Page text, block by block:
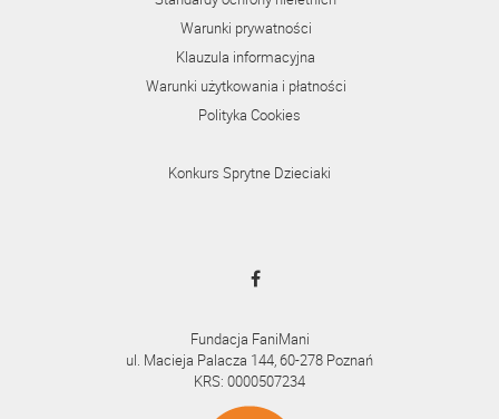
Warunki prywatności
Klauzula informacyjna
Warunki użytkowania i płatności
Polityka Cookies
Konkurs Sprytne Dzieciaki
Fundacja FaniMani
ul. Macieja Palacza 144, 60-278 Poznań
KRS: 0000507234